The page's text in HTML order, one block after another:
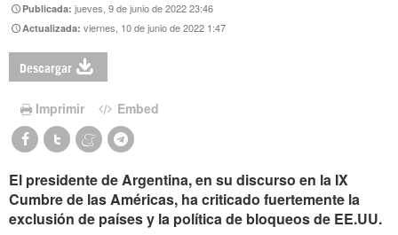
Publicada:jueves, 9 de junio de 2022 23:46
Actualizada:viernes, 10 de junio de 2022 1:47
Descargar
Imprimir Embed
El presidente de Argentina, en su discurso en la IX
Cumbre de las Américas, ha criticado fuertemente la
exclusión de países y la política de bloqueos de EE.UU.